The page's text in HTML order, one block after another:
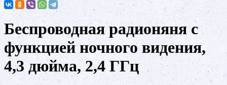
Беспроводная радионяня с
функцией ночного видения,
4,3 дюйма, 2,4 ГГц